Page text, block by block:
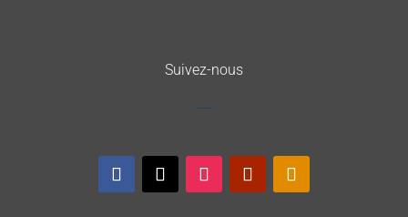
Suivez-nous